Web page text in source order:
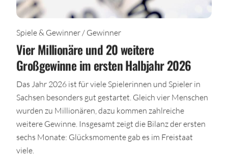
Spiele & Gewinner / Gewinner
Vier Millionäre und 20 weitere
Großgewinne im ersten Halbjahr 2026
Das Jahr 2026 ist für viele Spielerinnen und Spieler in
Sachsen besonders gut gestartet. Gleich vier Menschen
wurden zu Millionären, dazu kommen zahlreiche
weitere Gewinne. Insgesamt zeigt die Bilanz der ersten
sechs Monate: Glücksmomente gab es im Freistaat
viele.